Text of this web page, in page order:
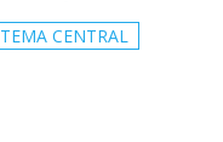
TEMA CENTRAL